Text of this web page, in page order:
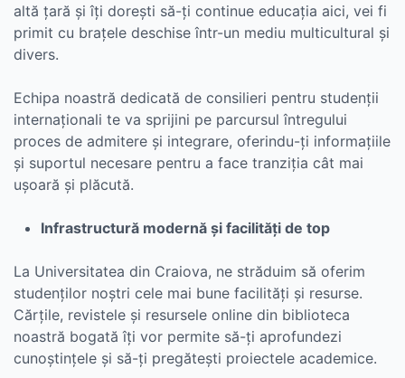
altă țară și îți dorești să-ți continue educația aici, vei fi
primit cu brațele deschise într-un mediu multicultural și
divers.
Echipa noastră dedicată de consilieri pentru studenții
internaționali te va sprijini pe parcursul întregului
proces de admitere și integrare, oferindu-ți informațiile
și suportul necesare pentru a face tranziția cât mai
ușoară și plăcută.
Infrastructură modernă și facilități de top
La Universitatea din Craiova, ne străduim să oferim
studenților noștri cele mai bune facilități și resurse.
Cărțile, revistele și resursele online din biblioteca
noastră bogată îți vor permite să-ți aprofundezi
cunoștințele și să-ți pregătești proiectele academice.